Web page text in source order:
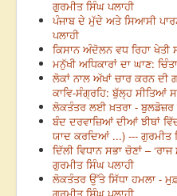
ਗੁਰਮੀਤ ਸਿੰਘ ਪਲਾਹੀ
ਪੰਜਾਬ ਦੇ ਮੁੱਦੇ ਅਤੇ ਸਿਆਸੀ
ਪਲਾਹੀ
ਕਿਸਾਨ ਅੰਦੋਲਨ ਵਧ ਰਿਹਾ ਖੇਤੀ
ਮਨੁੱਖੀ ਅਧਿਕਾਰਾਂ ਦਾ ਘਾਣ:
ਲੋਕਾਂ ਨਾਲ ਅੱਖਾਂ ਚਾਰ ਕਰਨ ਦੀ
ਕਾਵਿ-ਸੰਗ੍ਰਹਿ: ਬੁੱਲ੍ਹ ਸੀਤਿਆਂ
ਲੋਕਤੰਤਰ ਲਈ ਖ਼ਤਰਾ - ਬੁਲਡੋਜ਼ਰ
ਬੰਦ ਦਰਵਾਜ਼ਿਆਂ ਦੀਆਂ ਝੀਥਾਂ
ਯਾਦ ਕਰਦਿਆਂ ...) --- ਗੁਰਮੀਤ
ਦਿੱਲੀ ਵਿਧਾਨ ਸਭਾ ਚੋਣਾਂ –
ਗੁਰਮੀਤ ਸਿੰਘ ਪਲਾਹੀ
ਲੋਕਤੰਤਰ ਉੱਤੇ ਸਿੱਧਾ ਹਮਲਾ -